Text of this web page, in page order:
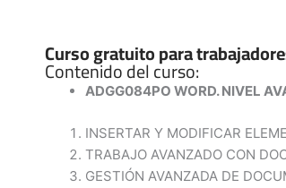
Curso gratuito para
Contenido del curso:
ADGG084PO WORD. NIVEL
INSERTAR Y MODIFICAR
TRABAJO AVANZADO CON
GESTIÓN AVANZADA DE